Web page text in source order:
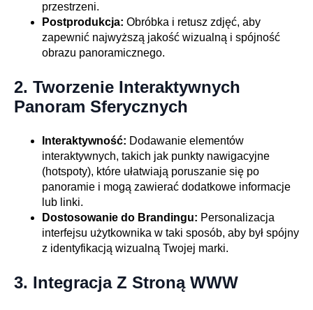
przestrzeni.
Postprodukcja: Obróbka i retusz zdjęć, aby
zapewnić najwyższą jakość wizualną i spójność
obrazu panoramicznego.
2. Tworzenie Interaktywnych
Panoram Sferycznych
Interaktywność: Dodawanie elementów
interaktywnych, takich jak punkty nawigacyjne
(hotspoty), które ułatwiają poruszanie się po
panoramie i mogą zawierać dodatkowe informacje
lub linki.
Dostosowanie do Brandingu: Personalizacja
interfejsu użytkownika w taki sposób, aby był spójny
z identyfikacją wizualną Twojej marki.
3. Integracja Z Stroną WWW